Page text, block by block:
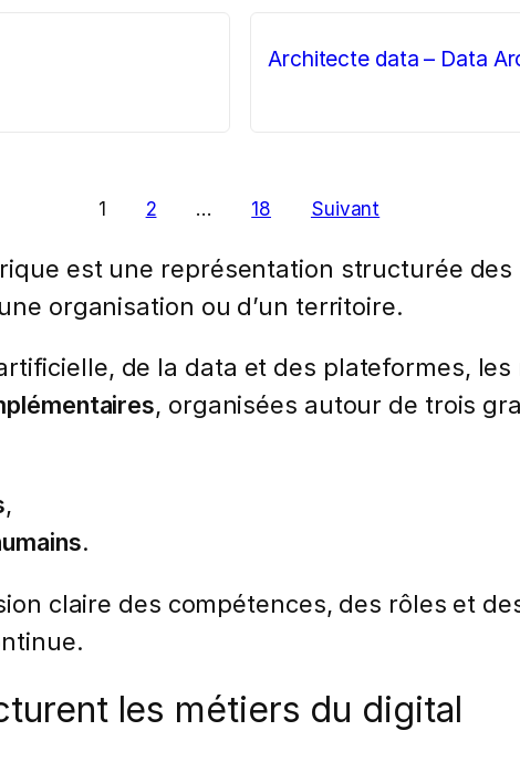
Architecte data – Data
1 2 … 18 Suivant
est une représentation structurée
organisation ou d’un territoire.
de la data et des plateformes,
, organisées autour de trois
,
.
claire des compétences, des rôles et
les métiers du digital